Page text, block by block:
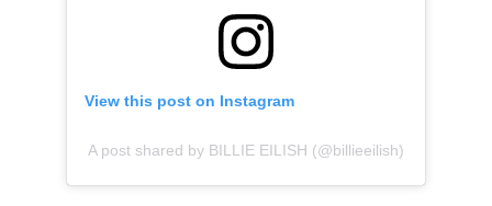
View this post on Instagram
A post shared by BILLIE EILISH (@billieeilish)